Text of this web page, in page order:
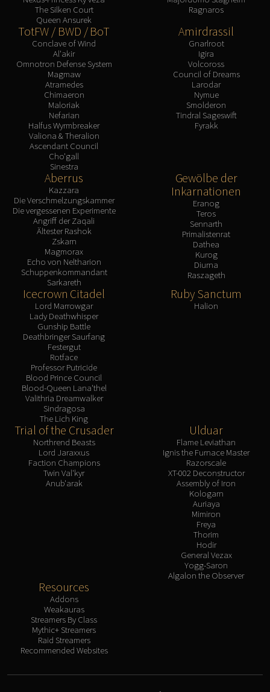
The Silken Court
Queen Ansurek
Ragnaros
TotFW / BWD / BoT
Conclave of Wind
Al'akir
Omnotron Defense System
Magmaw
Atramedes
Chimaeron
Maloriak
Nefarian
Halfus Wyrmbreaker
Valiona & Theralion
Ascendant Council
Cho'gall
Sinestra
Amirdrassil
Gnarlroot
Igira
Volcoross
Council of Dreams
Larodar
Nymue
Smolderon
Tindral Sageswift
Fyrakk
Aberrus
Kazzara
Die Verschmelzungskammer
Die vergessenen Experimente
Angriff der Zaqali
Ältester Rashok
Zskarn
Magmorax
Echo von Neltharion
Schuppenkommandant
Sarkareth
Gewölbe der
Inkarnationen
Eranog
Teros
Sennarth
Primalistenrat
Dathea
Kurog
Diurna
Raszageth
Icecrown Citadel
Lord Marrowgar
Lady Deathwhisper
Gunship Battle
Deathbringer Saurfang
Festergut
Rotface
Professor Putricide
Blood Prince Council
Blood-Queen Lana'thel
Valithria Dreamwalker
Sindragosa
The Lich King
Ruby Sanctum
Halion
Trial of the Crusader
Northrend Beasts
Lord Jaraxxus
Faction Champions
Twin Val'kyr
Anub'arak
Ulduar
Flame Leviathan
Ignis the Furnace Master
Razorscale
XT-002 Deconstructor
Assembly of Iron
Kologarn
Auriaya
Mimiron
Freya
Thorim
Hodir
General Vezax
Yogg-Saron
Algalon the Observer
Resources
Addons
Weakauras
Streamers By Class
Mythic+ Streamers
Raid Streamers
Recommended Websites